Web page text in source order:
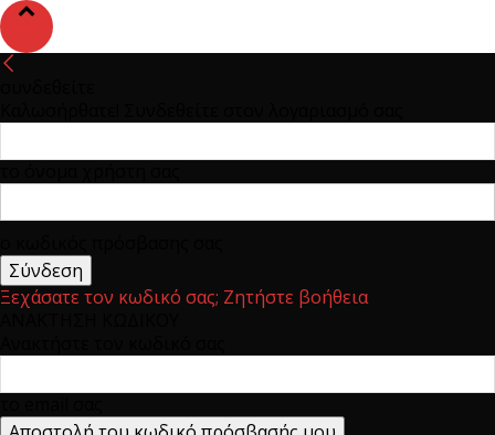
Ξεχάσατε τον κωδικό σας; Ζητήστε βοήθεια